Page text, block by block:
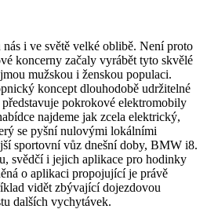
i ve světě velké oblibě. Není proto
koncerny začaly vyrábět tyto skvělé
mužskou i ženskou populaci.
koncept dlouhodobě udržitelné
pokrokové elektromobily
najdeme jak zcela elektrický,
se pyšní nulovými lokálními
sportovní vůz dnešní doby, BMW i8.
svědčí i jejich aplikace pro hodinky
o aplikaci propojující je právě
vidět zbývající dojezdovou
dalších vychytávek.